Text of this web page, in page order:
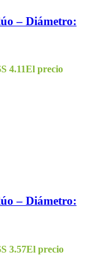
– Diámetro:
4.11El precio
– Diámetro:
3.57El precio